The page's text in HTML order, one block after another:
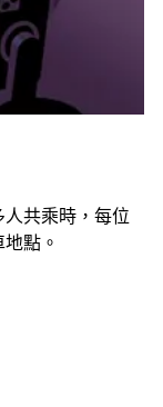
共乘時，每位
點。